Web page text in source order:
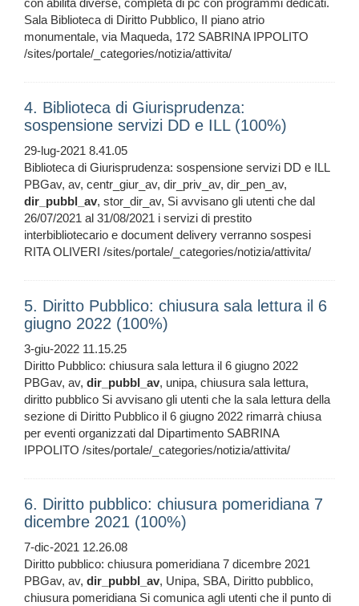
con abilità diverse, completa di pc con programmi dedicati.
Sala Biblioteca di Diritto Pubblico, II piano atrio
monumentale, via Maqueda, 172 SABRINA IPPOLITO
/sites/portale/_categories/notizia/attivita/
4. Biblioteca di Giurisprudenza:
sospensione servizi DD e ILL (100%)
29-lug-2021 8.41.05
Biblioteca di Giurisprudenza: sospensione servizi DD e ILL
PBGav, av, centr_giur_av, dir_priv_av, dir_pen_av,
dir_pubbl_av, stor_dir_av, Si avvisano gli utenti che dal
26/07/2021 al 31/08/2021 i servizi di prestito
interbibliotecario e document delivery verranno sospesi
RITA OLIVERI /sites/portale/_categories/notizia/attivita/
5. Diritto Pubblico: chiusura sala lettura il 6
giugno 2022 (100%)
3-giu-2022 11.15.25
Diritto Pubblico: chiusura sala lettura il 6 giugno 2022
PBGav, av, dir_pubbl_av, unipa, chiusura sala lettura,
diritto pubblico Si avvisano gli utenti che la sala lettura della
sezione di Diritto Pubblico il 6 giugno 2022 rimarrà chiusa
per eventi organizzati dal Dipartimento SABRINA
IPPOLITO /sites/portale/_categories/notizia/attivita/
6. Diritto pubblico: chiusura pomeridiana 7
dicembre 2021 (100%)
7-dic-2021 12.26.08
Diritto pubblico: chiusura pomeridiana 7 dicembre 2021
PBGav, av, dir_pubbl_av, Unipa, SBA, Diritto pubblico,
chiusura pomeridiana Si comunica agli utenti che il punto di